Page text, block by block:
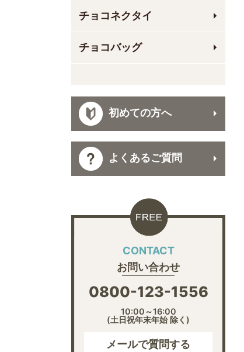
チョコネクタイ
チョコバッグ
初めての方へ
よくあるご質問
CONTACT
お問い合わせ
0800-123-1556
10:00～16:00
(土日祝年末年始 除く)
メールで質問する